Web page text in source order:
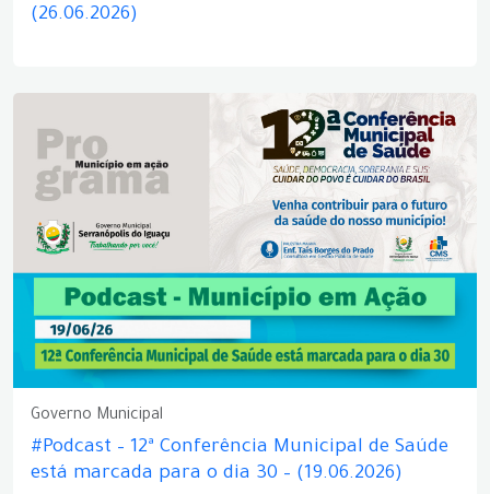
(26.06.2026)
Governo Municipal
#Podcast – 12ª Conferência Municipal de Saúde
está marcada para o dia 30 – (19.06.2026)